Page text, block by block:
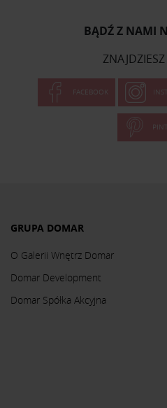
BĄDŹ Z NAMI
FACEBOOK
GRUPA DOMAR
O Galerii Wnętrz Domar
Domar Development
Domar Spółka Akcyjna